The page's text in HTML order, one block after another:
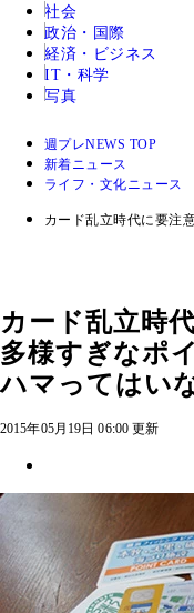
社会
政治・国際
経済・ビジネス
IT・科学
写真
週プレNEWS TOP
新着ニュース
ライフ・文化ニュース
カード乱立時代に要注
カード乱立時
多様すぎなポ
ハマってはい
2015年05月19日 06:00 更新